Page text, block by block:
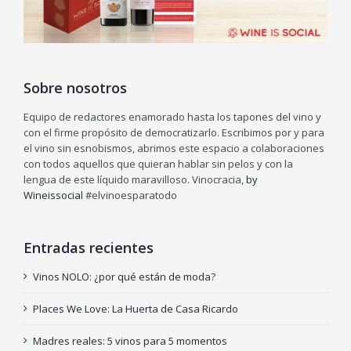
Sobre nosotros
Equipo de redactores enamorado hasta los tapones del vino y
con el firme propósito de democratizarlo. Escribimos por y para
el vino sin esnobismos, abrimos este espacio a colaboraciones
con todos aquellos que quieran hablar sin pelos y con la
lengua de este líquido maravilloso. Vinocracia, by
Wineissocial #elvinoesparatodo
Entradas recientes
Vinos NOLO: ¿por qué están de moda?
Places We Love: La Huerta de Casa Ricardo
Madres reales: 5 vinos para 5 momentos